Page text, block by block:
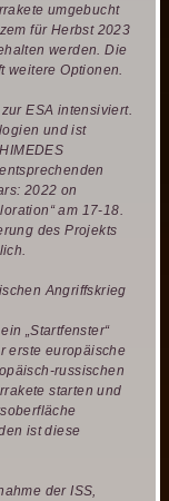
umgebucht
für Herbst 2023
werden. Die
weitere Optionen.
ESA intensiviert.
und ist
2022 on
am 17-18.
des Projekts
Angriffskrieg
„Startfenster“
erste europäische
russischen
starten und
ist diese
der ISS,